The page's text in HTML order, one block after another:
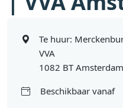
Te huur:
VVA
1082 BT Amsterdam
Beschikbaar vanaf